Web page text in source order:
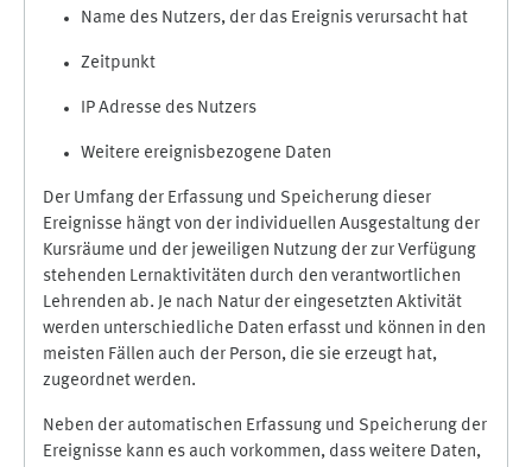
Name des Nutzers, der das Ereignis verursacht hat
Zeitpunkt
IP Adresse des Nutzers
Weitere ereignisbezogene Daten
Der Umfang der Erfassung und Speicherung dieser
Ereignisse hängt von der individuellen Ausgestaltung der
Kursräume und der jeweiligen Nutzung der zur Verfügung
stehenden Lernaktivitäten durch den verantwortlichen
Lehrenden ab. Je nach Natur der eingesetzten Aktivität
werden unterschiedliche Daten erfasst und können in den
meisten Fällen auch der Person, die sie erzeugt hat,
zugeordnet werden.
Neben der automatischen Erfassung und Speicherung der
Ereignisse kann es auch vorkommen, dass weitere Daten,